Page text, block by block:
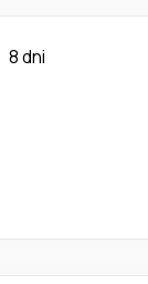
8 dni